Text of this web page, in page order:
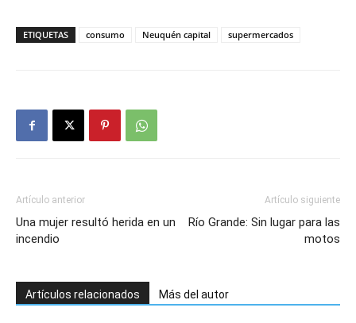
ETIQUETAS consumo Neuquén capital supermercados
Artículo anterior
Una mujer resultó herida en un
incendio
Artículo siguiente
Río Grande: Sin lugar para las
motos
Artículos relacionados Más del autor